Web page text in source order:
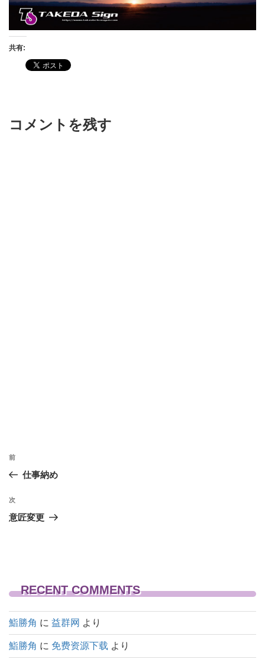
共有:
コメントを残す
投
稿
ナ
ビ
ョ
ン
前
の
稿
前
仕事納め
次
の
次
意匠変更
RECENT COMMENTS
鮨勝角 に 益群网 より
鮨勝角 に 免费资源下载 より